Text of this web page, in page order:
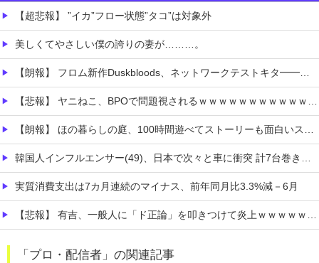
【超悲報】 ”イカ”フロー状態”タコ”は対象外
美しくてやさしい僕の誇りの妻が………。
【朗報】 フロム新作Duskbloods、ネットワークテストキタ━━━━(゜∀゜)━━━━!!
【悲報】 ヤニねこ、BPOで問題視されるｗｗｗｗｗｗｗｗｗｗｗｗｗ
【朗報】 ほの暮らしの庭、100時間遊べてストーリーも面白いスタバレの上位互換だとまじで好評
韓国人インフルエンサー(49)、日本で次々と車に衝突 計7台巻き込み 八王子
実質消費支出は7カ月連続のマイナス、前年同月比3.3%減－6月
【悲報】 有吉、一般人に「ド正論」を叩きつけて炎上ｗｗｗｗｗｗｗｗ
「プロ・配信者」の関連記事